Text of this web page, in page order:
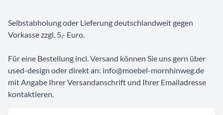
Selbstabholung oder Lieferung deutschlandweit gegen
Vorkasse zzgl. 5,- Euro.
Für eine Bestellung incl. Versand können Sie uns gern über
used-design oder direkt an: info@moebel-mornhinweg.de
mit Angabe Ihrer Versandanschrift und Ihrer Emailadresse
kontaktieren.